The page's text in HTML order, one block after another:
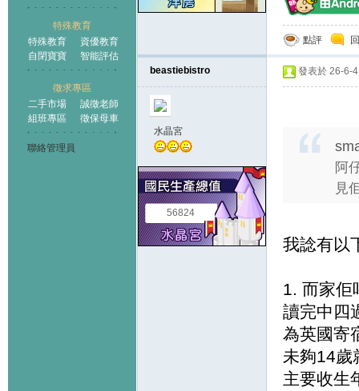
特殊教育
特殊教育
資優教育
自閉寶寶
智能評估
徵求專區
二手市場
誠徵老師
組班專區
徵保母車
聯絡管理員
點評
beastiebistro
水晶宮
56824
發表於 26-6-
阿
見
我諗有以
1. 而家佢
讀完中四
為英國寄
未夠14歲
主要收生